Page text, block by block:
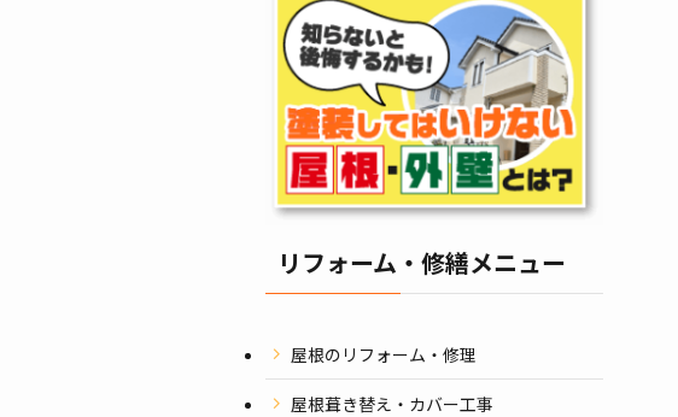
リフォーム・修繕メニュー
屋根のリフォーム・修理
屋根葺き替え・カバー工事